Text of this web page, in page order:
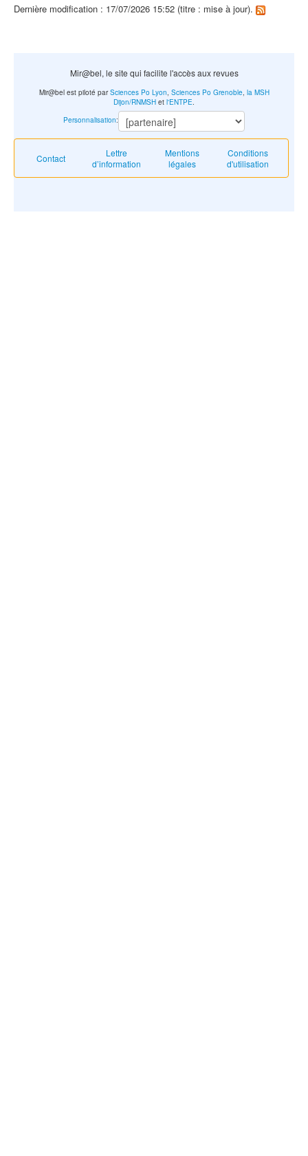
Dernière modification : 17/07/2026 15:52 (titre : mise à jour).
Mir@bel, le site qui facilite l'accès aux revues
Contact
Lettre
d’information
Mentions
légales
Conditions
d'utilisation
Mir@bel est piloté parSciences Po Lyon Sciences Po Grenoble, la MSH
Dijon/RNMSH et l'ENTPE
Personnalisation: